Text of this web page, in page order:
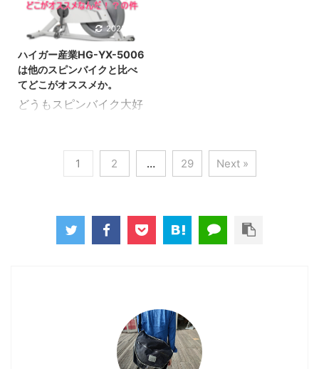
す。実際にTERN LINK
A 7を軽自動車に積んで
河口湖に行ってきました
ので紹介してきま ...
たカメラです。 このシリ
ーズかなり面白くて、以
前から注目しています。
リコー 360度カメラ
THETA SC2があるブロ
ンプトンライドは１ライ
ド２度おいしい！【PR】
度カメラ、シータの新機
種がまた出るらしいんだ
を深堀りしつつ解説しま
しょう。 RICOH
記事 部屋に置いてもイン
テリアとして映える。そ
いスピンバイクが欲しい
なぁ。 oK です。スピン
バイクを自腹 ...
2022/9/20
ハイガー産業HG-YX-5006
は他のスピンバイクと比べ
てどこがオススメか。
どうもスピンバイク大好
ウォッチしまくっていま
す。 スピンバイクは安い
る理由 そこで今回は
こんな方向けの記事。ス
です。スピンバイクを自
腹購入している私が、深
堀りしつつ解説します。
1 2 … 29 Next »